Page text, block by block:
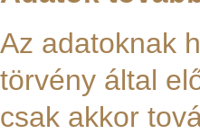
Az adatoknak
törvény által
csak akkor